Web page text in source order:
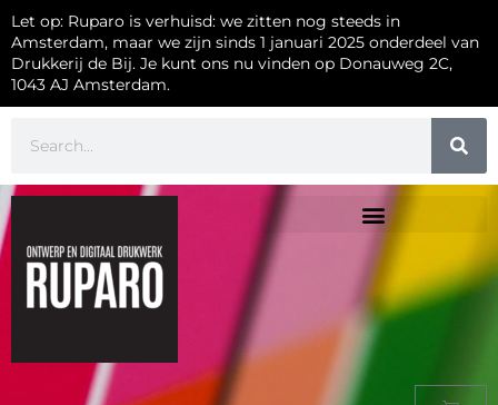
Let op: Ruparo is verhuisd: we zitten nog steeds in
Amsterdam, maar we zijn sinds 1 januari 2025 onderdeel van
Drukkerij de Bij. Je kunt ons nu vinden op Donauweg 2C,
1043 AJ Amsterdam.